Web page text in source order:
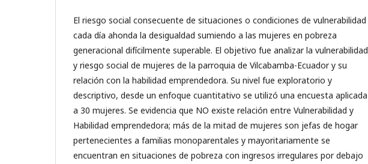
El riesgo social consecuente de situaciones o condiciones de vulnerabilidad
cada día ahonda la desigualdad sumiendo a las mujeres en pobreza
generacional difícilmente superable. El objetivo fue analizar la vulnerabilidad
y riesgo social de mujeres de la parroquia de Vilcabamba-Ecuador y su
relación con la habilidad emprendedora. Su nivel fue exploratorio y
descriptivo, desde un enfoque cuantitativo se utilizó una encuesta aplicada
a 30 mujeres. Se evidencia que NO existe relación entre Vulnerabilidad y
Habilidad emprendedora; más de la mitad de mujeres son jefas de hogar
pertenecientes a familias monoparentales y mayoritariamente se
encuentran en situaciones de pobreza con ingresos irregulares por debajo